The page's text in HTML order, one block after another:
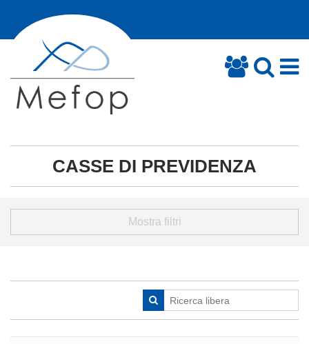
CASSE DI PREVIDENZA
Mostra filtri